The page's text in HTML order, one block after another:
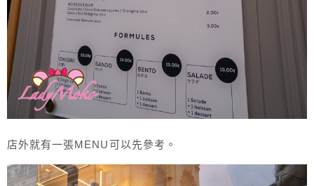
店外就有一張MENU可以先參考。